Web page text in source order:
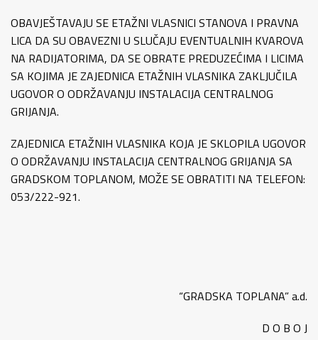
OBAVJEŠTAVAJU SE ETAŽNI VLASNICI STANOVA I PRAVNA
LICA DA SU OBAVEZNI U SLUČAJU EVENTUALNIH KVAROVA
NA RADIJATORIMA, DA SE OBRATE PREDUZEĆIMA I LICIMA
SA KOJIMA JE ZAJEDNICA ETAŽNIH VLASNIKA ZAKLJUČILA
UGOVOR O ODRŽAVANJU INSTALACIJA CENTRALNOG
GRIJANJA.
ZAJEDNICA ETAŽNIH VLASNIKA KOJA JE SKLOPILA UGOVOR
O ODRŽAVANJU INSTALACIJA CENTRALNOG GRIJANJA SA
GRADSKOM TOPLANOM, MOŽE SE OBRATITI NA TELEFON:
053/222-921.
“GRADSKA TOPLANA” a.d.
D O B O J